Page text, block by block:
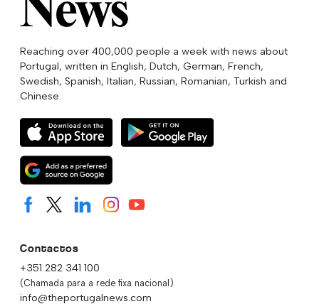
Reaching over 400,000 people a week with news about
Portugal, written in English, Dutch, German, French,
Swedish, Spanish, Italian, Russian, Romanian, Turkish and
Chinese.
Contactos
+351 282 341 100
(Chamada para a rede fixa nacional)
info@theportugalnews.com